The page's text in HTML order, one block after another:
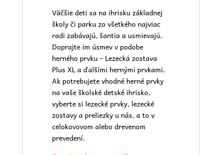
Väčšie deti sa na ihrisku základnej
školy či parku zo všetkého najviac
radi zabávajú, šantia a usmievajú.
Doprajte im úsmev v podobe
herného prvku – Lezecká zostava
Plus XLa ďalšími hernými prvkami.
Ak potrebujete vhodné herné prvky
na vaše školské detské ihrisko,
vyberte si lezecké prvky, lezecké
zostavy a preliezky u nás, a to v
celokovovom alebo drevenom
prevedení.